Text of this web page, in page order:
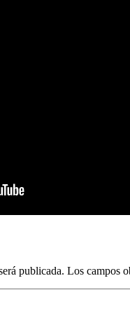
publicada. Los campos